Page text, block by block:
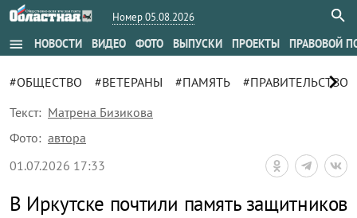
Номер 05.08.2026
menu НОВОСТИ ВИДЕО ФОТО ВЫПУСКИ ПРОЕКТЫ ПРАВОВОЙ
#ОБЩЕСТВО #ВЕТЕРАНЫ #ПАМЯТЬ #ПРАВИТЕЛЬСТВО
chevron_right
Текст: Матрена Бизикова
Фото: автора
01.07.2026 17:33
В Иркутске почтили память защитников